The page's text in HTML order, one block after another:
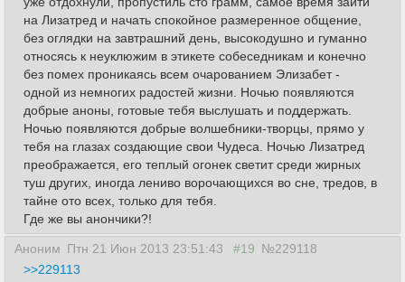
на Лизатред и начать спокойное размеренное общение,
без оглядки на завтрашний день, высокодушно и гуманно
относясь к неуклюжим в этикете собеседникам и конечно
без помех проникаясь всем очарованием Элизабет -
одной из немногих радостей жизни. Ночью появляются
добрые аноны, готовые тебя выслушать и поддержать.
Ночью появляются добрые волшебники-творцы, прямо у
тебя на глазах создающие свои Чудеса. Ночью Лизатред
преображается, его теплый огонек светит среди жирных
туш других, иногда лениво ворочающихся во сне, тредов, в
тайне ото всех, только для тебя.
Где же вы анончики?!
Аноним Птн 21 Июн 2013 23:51:43 #19 №229118
>>229113